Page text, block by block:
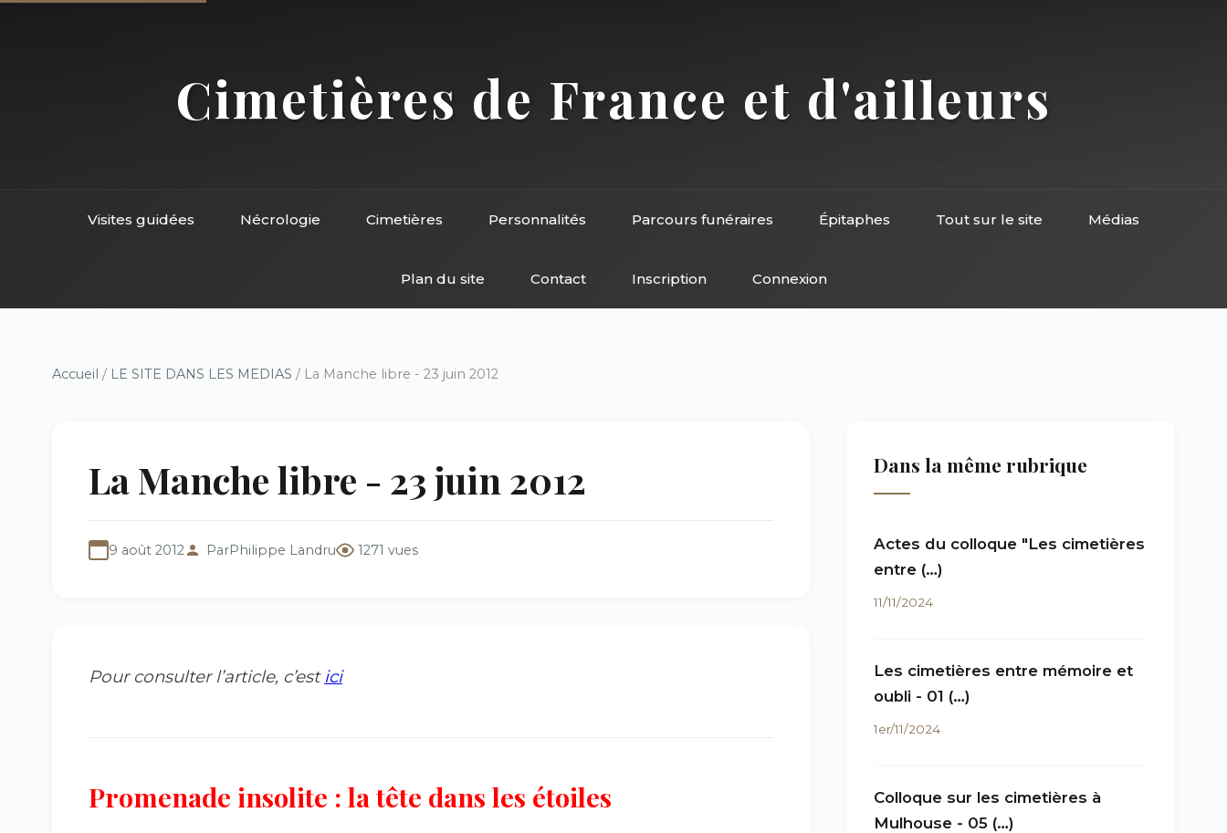
Cimetières de France et d'ailleurs
Visites guidées Nécrologie Cimetières Personnalités Parcours funéraires Épitaphes Tout sur le site Médias
Plan du site Contact Inscription Connexion
Accueil / LE SITE DANS LES MEDIAS / La Manche libre - 23 juin 2012
La Manche libre - 23 juin 2012
9 août 2012 ParPhilippe Landru 1271 vues
Pour consulter l’article, c’est ici
Promenade insolite : la tête dans les étoiles
Dans la même rubrique
Actes du colloque "Les cimetières
entre (…)
11/11/2024
Les cimetières entre mémoire et
oubli - 01 (…)
1er/11/2024
Colloque sur les cimetières à
Mulhouse - 05 (…)